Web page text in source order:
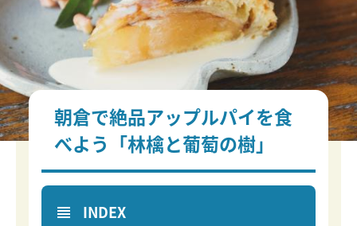
朝倉で絶品アップルパイを食
べよう「林檎と葡萄の樹」
INDEX